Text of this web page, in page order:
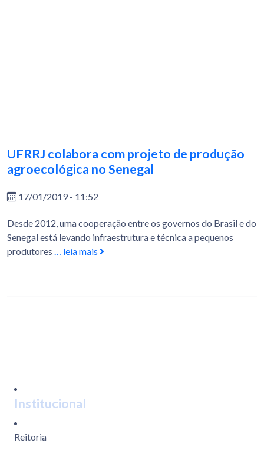
UFRRJ colabora com projeto de produção
agroecológica no Senegal
17/01/2019 - 11:52
Desde 2012, uma cooperação entre os governos do Brasil e do
Senegal está levando infraestrutura e técnica a pequenos
produtores … leia mais
Institucional
Reitoria